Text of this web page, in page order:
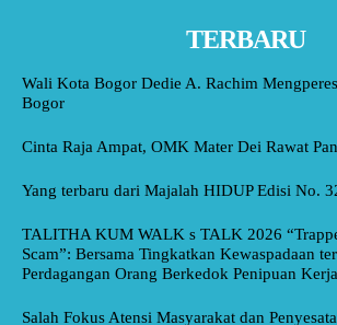
TERBARU
Wali Kota Bogor Dedie A. Rachim
Bogor
Cinta Raja Ampat, OMK Mater Dei Rawat
Yang terbaru dari Majalah HIDUP Edisi No.
TALITHA KUM WALK s TALK 2026
Scam”: Bersama Tingkatkan Kewaspadaan
Perdagangan Orang Berkedok Penipuan
Salah Fokus Atensi Masyarakat dan